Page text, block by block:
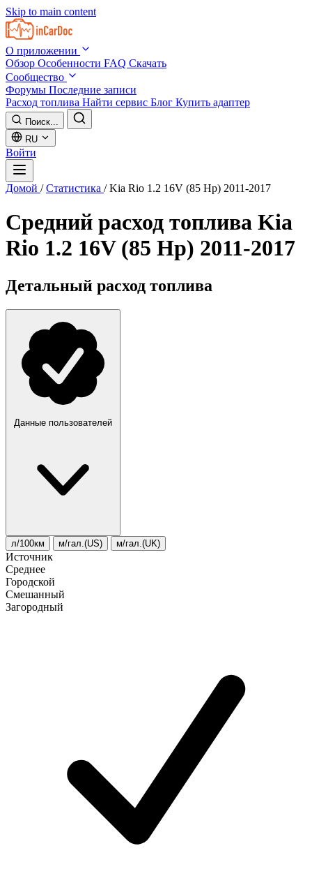
Skip to main content
О приложении
Обзор Особенности FAQ Скачать
Сообщество
Форумы Последние записи
Расход топлива Найти сервис Блог Купить адаптер
Поиск...
RU
Войти
Домой / Статистика / Kia Rio 1.2 16V (85 Hp) 2011-2017
Средний расход топлива Kia
Rio 1.2 16V (85 Hp) 2011-2017
Детальный расход топлива
Данные пользователей
л/100км м/гал.(US) м/гал.(UK)
Источник
Среднее
Городской
Смешанный
Загородный